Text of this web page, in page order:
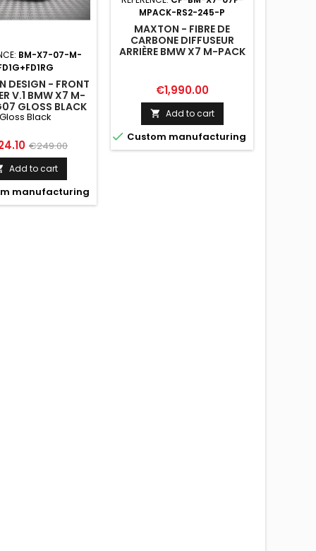
BM-X7-07-M-
DESIGN - FRONT
V.1 BMW X7 M-
GLOSS BLACK
Gloss Black
Regular
price
€249.00
Add to cart
manufacturing
MPACK-RS2-245-P
MAXTON - FIBRE DE
CARBONE DIFFUSEUR
ARRIÈRE BMW X7 M-PACK
Price
€1,990.00
 Add to cart
 Custom manufacturing